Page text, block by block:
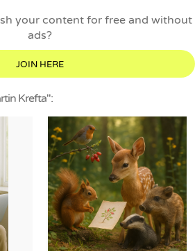
Krefta":
your content for free and without
ads?
JOIN HERE